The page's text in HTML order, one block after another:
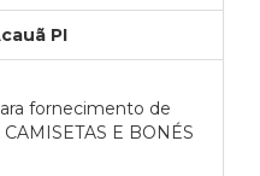
PI
fornecimento de
E BONÉS